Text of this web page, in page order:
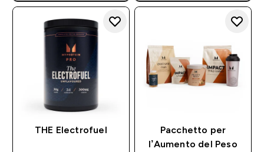
THE Electrofuel
Pacchetto per
l’Aumento del Peso